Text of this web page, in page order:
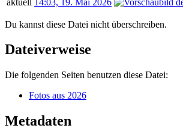
Du kannst diese Datei nicht überschreiben.
Dateiverweise
Die folgenden Seiten benutzen diese Datei:
Fotos aus 2026
Metadaten